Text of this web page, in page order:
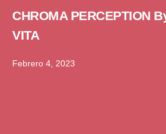
CHROMA PERCEPTION
VITA
Febrero 4, 2023